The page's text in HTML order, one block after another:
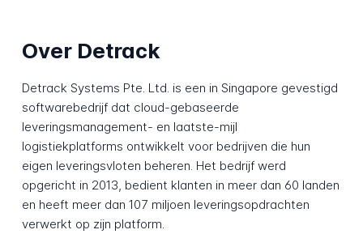
Over Detrack
Detrack Systems Pte. Ltd. is een in Singapore gevestigd
softwarebedrijf dat cloud-gebaseerde
leveringsmanagement- en laatste-mijl
logistiekplatforms ontwikkelt voor bedrijven die hun
eigen leveringsvloten beheren. Het bedrijf werd
opgericht in 2013, bedient klanten in meer dan 60 landen
en heeft meer dan 107 miljoen leveringsopdrachten
verwerkt op zijn platform.